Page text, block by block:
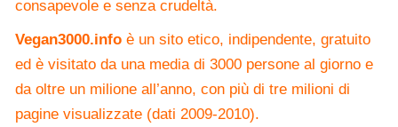
consapevole e senza crudeltà.
Vegan3000.info è un sito etico, indipendente, gratuito
ed è visitato da una media di 3000 persone al giorno e
da oltre un milione all’anno, con più di tre milioni di
pagine visualizzate (dati 2009-2010).